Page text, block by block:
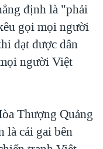
định là "phải
gọi mọi người
đạt được dân
người Việt
Thượng Quảng
là cái gai bên